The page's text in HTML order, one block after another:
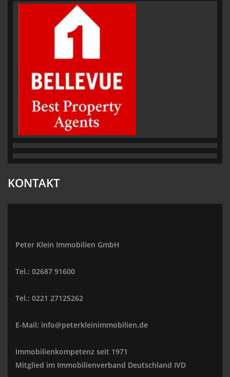
KONTAKT
Peter Klein Immobilien GmbH
Tel.: 02687 91600
Tel.: 0221 27125262
E-Mail: info@peterkleinimmobilien.de
Immobilienkompetenz seit 1971
Mitglied im Immobilienverband Deutschland IVD